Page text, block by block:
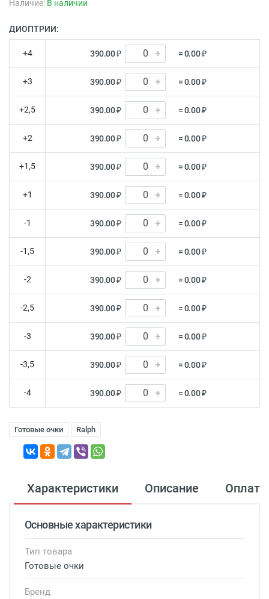
Наличие: В наличии
ДИОПТРИИ:
+4 390.00 ₽ = 0.00 ₽
+3 390.00 ₽ = 0.00 ₽
+2,5 390.00 ₽ = 0.00 ₽
+2 390.00 ₽ = 0.00 ₽
+1,5 390.00 ₽ = 0.00 ₽
+1 390.00 ₽ = 0.00 ₽
-1 390.00 ₽ = 0.00 ₽
-1,5 390.00 ₽ = 0.00 ₽
-2 390.00 ₽ = 0.00 ₽
-2,5 390.00 ₽ = 0.00 ₽
-3 390.00 ₽ = 0.00 ₽
-3,5 390.00 ₽ = 0.00 ₽
-4 390.00 ₽ = 0.00 ₽
Готовые очки Ralph
Характеристики Описание Оплата
Основные характеристики
Тип товара
Готовые очки
Бренд